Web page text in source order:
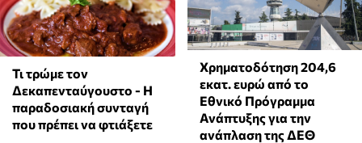
Τι τρώμε τον
Δεκαπενταύγουστο - Η
παραδοσιακή συνταγή
που πρέπει να φτιάξετε
Χρηματοδότηση 204,6
εκατ. ευρώ από το
Εθνικό Πρόγραμμα
Ανάπτυξης για την
ανάπλαση της ΔΕΘ